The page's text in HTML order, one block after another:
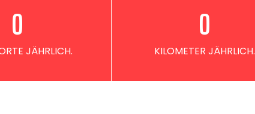
JÄHRLICH.
0
KILOMETER JÄHRLICH.
0